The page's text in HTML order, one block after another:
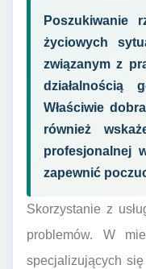
Poszukiwanie
życiowych
związanym z
działalnością
Właściwie
również
profesjonalnej
zapewnić
Skorzystanie z
problemów. W
specjalizujących